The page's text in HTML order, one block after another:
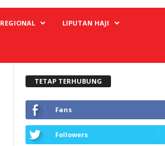
REGIONAL LIPUTAN HAJI
TETAP TERHUBUNG
Fans
Followers